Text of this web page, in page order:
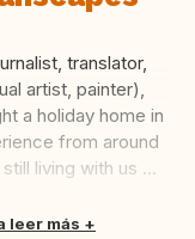
translator,
artist, painter),
a holiday home in
from around
living with us ...
leer más